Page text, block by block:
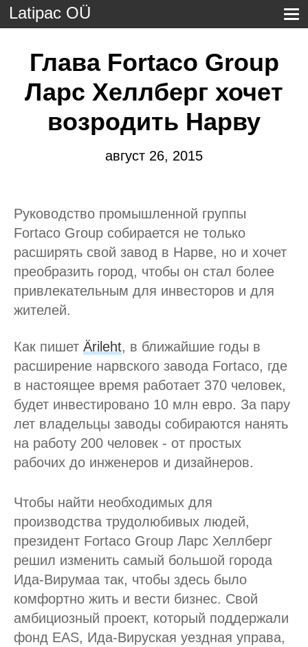
Latipac OÜ
Глава Fortaco Group
Ларс Хеллберг хочет
возродить Нарву
август 26, 2015
Руководство промышленной группы
Fortaco Group собирается не только
расширять свой завод в Нарве, но и хочет
преобразить город, чтобы он стал более
привлекательным для инвесторов и для
жителей.
Как пишет Ärileht, в ближайшие годы в
расширение нарвского завода Fortaco, где
в настоящее время работает 370 человек,
будет инвестировано 10 млн евро. За пару
лет владельцы заводы собираются нанять
на работу 200 человек - от простых
рабочих до инженеров и дизайнеров.
Чтобы найти необходимых для
производства трудолюбивых людей,
президент Fortaco Group Ларс Хеллберг
решил изменить самый большой города
Ида-Вирумаа так, чтобы здесь было
комфортно жить и вести бизнес. Свой
амбициозный проект, который поддержали
фонд EAS, Ида-Вируская уездная управа,